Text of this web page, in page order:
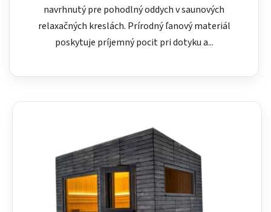
navrhnutý pre pohodlný oddych v saunových
relaxačných kreslách. Prírodný ľanový materiál
poskytuje príjemný pocit pri dotyku a...